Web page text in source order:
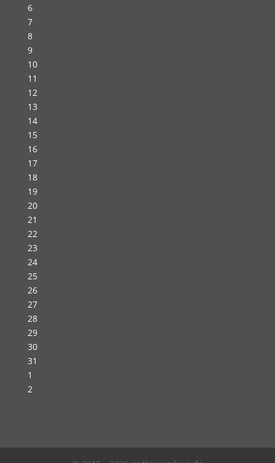
6
7
8
9
10
11
12
13
14
15
16
17
18
19
20
21
22
23
24
25
26
27
28
29
30
31
1
2